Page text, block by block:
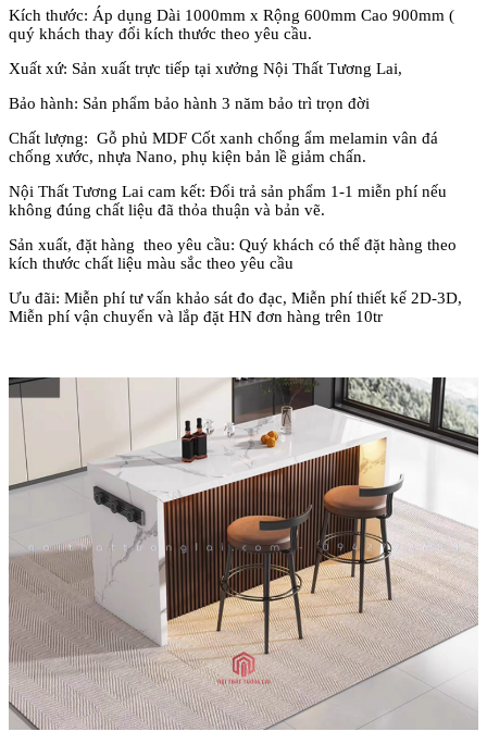
Kích thước: Áp dụng Dài 1000mm x Rộng 600mm Cao 900mm (
quý khách thay đổi kích thước theo yêu cầu.
Xuất xứ: Sản xuất trực tiếp tại xưởng Nội Thất Tương Lai,
Bảo hành: Sản phẩm bảo hành 3 năm bảo trì trọn đời
Chất lượng: Gỗ phủ MDF Cốt xanh chống ẩm melamin vân đá
chống xước, nhựa Nano, phụ kiện bản lề giảm chấn.
Nội Thất Tương Lai cam kết: Đổi trả sản phẩm 1-1 miễn phí nếu
không đúng chất liệu đã thỏa thuận và bản vẽ.
Sản xuất, đặt hàng theo yêu cầu: Quý khách có thể đặt hàng theo
kích thước chất liệu màu sắc theo yêu cầu
Ưu đãi: Miễn phí tư vấn khảo sát đo đạc, Miễn phí thiết kế 2D-3D,
Miễn phí vận chuyển và lắp đặt HN đơn hàng trên 10tr